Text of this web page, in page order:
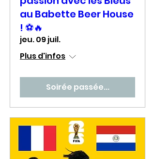
au Babette Beer House
! ⚽🔥
jeu. 09 juil.
Plus d'infos
Soirée passée...